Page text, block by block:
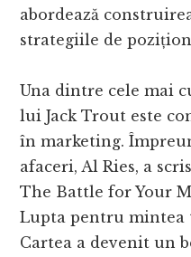
abordează
strategiile de
Una dintre cele mai
lui Jack Trout este
în marketing.
afaceri, Al Ries, a
The Battle for Your
Lupta pentru mintea
Cartea a devenit un